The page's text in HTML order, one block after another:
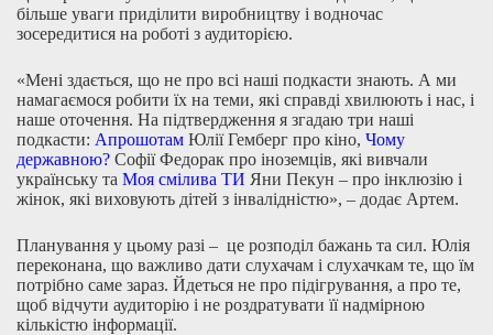
більше уваги приділити виробництву і водночас
зосередитися на роботі з аудиторією.
«Мені здається, що не про всі наші подкасти знають. А ми
намагаємося робити їх на теми, які справді хвилюють і нас, і
наше оточення. На підтвердження я згадаю три наші
подкасти: Апрошотам Юлії Гемберг про кіно, Чому
державною? Софії Федорак про іноземців, які вивчали
українську та Моя смілива ТИ Яни Пекун – про інклюзію і
жінок, які виховують дітей з інвалідністю», – додає Артем.
Планування у цьому разі – це розподіл бажань та сил. Юлія
переконана, що важливо дати слухачам і слухачкам те, що їм
потрібно саме зараз. Йдеться не про підігрування, а про те,
щоб відчути аудиторію і не роздратувати її надмірною
кількістю інформації.